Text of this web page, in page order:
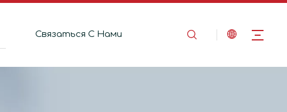
Связаться C Hами